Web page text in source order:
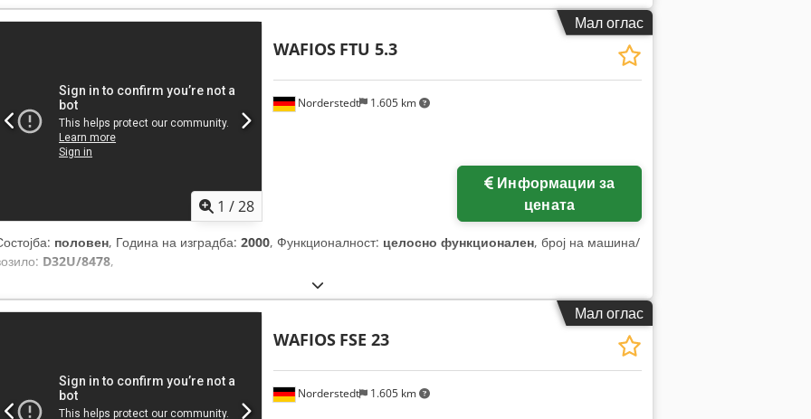
Мал оглас
1 /28
Norderstedt 1.605 km
WAFIOS FTU 5.3
цената
половен, Година на изградба: 2000, Функционалност: целосно функционален, број на машина/
D32U/8478,
Мал оглас
Norderstedt 1.605 km
WAFIOS FSE 23